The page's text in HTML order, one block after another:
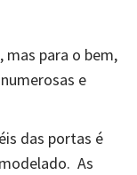
mas para o bem,
e
das portas é
As